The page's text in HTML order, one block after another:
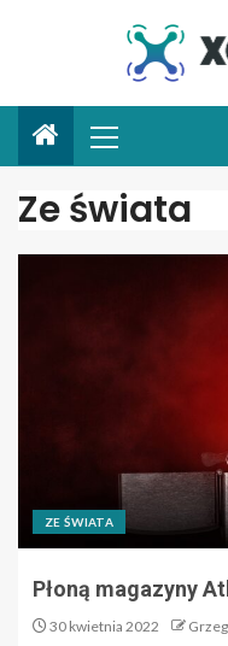
Ze świata
ZE ŚWIATA
Płoną magazyny
30 kwietnia 2022